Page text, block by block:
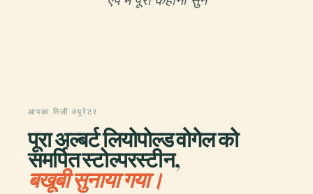
आपका निजी क्यूरेटर
पूरा अल्बर्ट लियोपोल्ड वोगेल को
समर्पित स्टोल्परस्टीन,
बखूबी सुनाया गया।